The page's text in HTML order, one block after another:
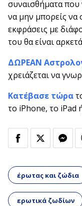
συναισθήματα που
να μην μπορείς να
εκφράσεις με
του θα είναι
ΔΩΡΕΑΝ
χρειάζεται να
Κατέβασε τώρα
το iPhone, το iPad
έρωτας και ζώδια
ερωτικά ζωδίων